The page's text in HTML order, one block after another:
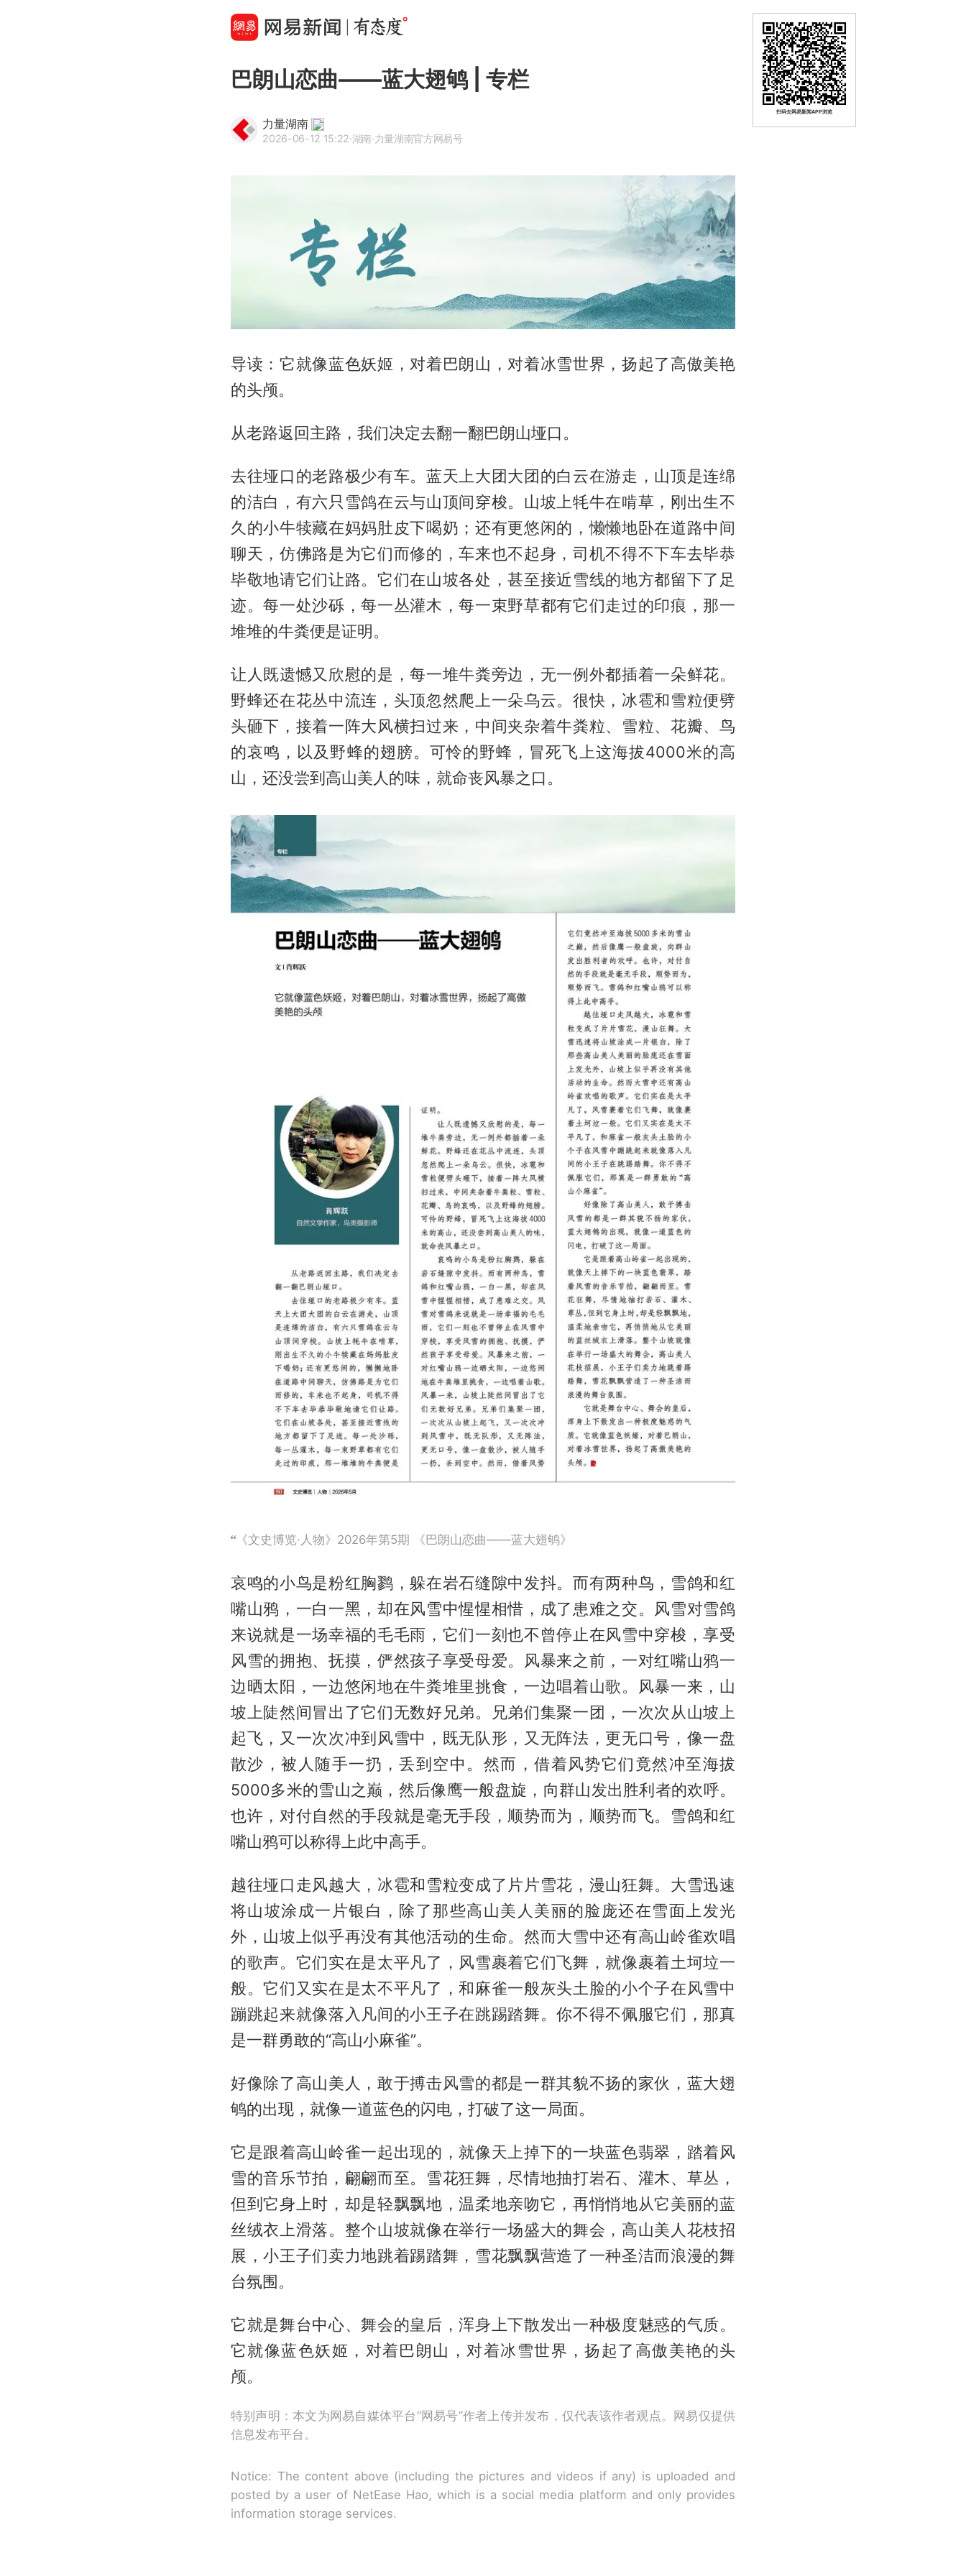
巴朗山恋曲——蓝大翅鸲 | 专栏
力量湖南
2026-06-12 15:22·湖南·力量湖南官方网易号
导读：它就像蓝色妖姬，对着巴朗山，对着冰雪世界，扬起了高傲美艳
的头颅。
从老路返回主路，我们决定去翻一翻巴朗山垭口。
去往垭口的老路极少有车。蓝天上大团大团的白云在游走，山顶是连绵
的洁白，有六只雪鸽在云与山顶间穿梭。山坡上牦牛在啃草，刚出生不
久的小牛犊藏在妈妈肚皮下喝奶；还有更悠闲的，懒懒地卧在道路中间
聊天，仿佛路是为它们而修的，车来也不起身，司机不得不下车去毕恭
毕敬地请它们让路。它们在山坡各处，甚至接近雪线的地方都留下了足
迹。每一处沙砾，每一丛灌木，每一束野草都有它们走过的印痕，那一
堆堆的牛粪便是证明。
让人既遗憾又欣慰的是，每一堆牛粪旁边，无一例外都插着一朵鲜花。
野蜂还在花丛中流连，头顶忽然爬上一朵乌云。很快，冰雹和雪粒便劈
头砸下，接着一阵大风横扫过来，中间夹杂着牛粪粒、雪粒、花瓣、鸟
的哀鸣，以及野蜂的翅膀。可怜的野蜂，冒死飞上这海拔4000米的高
山，还没尝到高山美人的味，就命丧风暴之口。
《文史博览·人物》2026年第5期 《巴朗山恋曲——蓝大翅鸲》
哀鸣的小鸟是粉红胸鹨，躲在岩石缝隙中发抖。而有两种鸟，雪鸽和红
嘴山鸦，一白一黑，却在风雪中惺惺相惜，成了患难之交。风雪对雪鸽
来说就是一场幸福的毛毛雨，它们一刻也不曾停止在风雪中穿梭，享受
风雪的拥抱、抚摸，俨然孩子享受母爱。风暴来之前，一对红嘴山鸦一
边晒太阳，一边悠闲地在牛粪堆里挑食，一边唱着山歌。风暴一来，山
坡上陡然间冒出了它们无数好兄弟。兄弟们集聚一团，一次次从山坡上
起飞，又一次次冲到风雪中，既无队形，又无阵法，更无口号，像一盘
散沙，被人随手一扔，丢到空中。然而，借着风势它们竟然冲至海拔
5000多米的雪山之巅，然后像鹰一般盘旋，向群山发出胜利者的欢呼。
也许，对付自然的手段就是毫无手段，顺势而为，顺势而飞。雪鸽和红
嘴山鸦可以称得上此中高手。
越往垭口走风越大，冰雹和雪粒变成了片片雪花，漫山狂舞。大雪迅速
将山坡涂成一片银白，除了那些高山美人美丽的脸庞还在雪面上发光
外，山坡上似乎再没有其他活动的生命。然而大雪中还有高山岭雀欢唱
的歌声。它们实在是太平凡了，风雪裹着它们飞舞，就像裹着土坷垃一
般。它们又实在是太不平凡了，和麻雀一般灰头土脸的小个子在风雪中
蹦跳起来就像落入凡间的小王子在跳踢踏舞。你不得不佩服它们，那真
是一群勇敢的“高山小麻雀”。
好像除了高山美人，敢于搏击风雪的都是一群其貌不扬的家伙，蓝大翅
鸲的出现，就像一道蓝色的闪电，打破了这一局面。
它是跟着高山岭雀一起出现的，就像天上掉下的一块蓝色翡翠，踏着风
雪的音乐节拍，翩翩而至。雪花狂舞，尽情地抽打岩石、灌木、草丛，
但到它身上时，却是轻飘飘地，温柔地亲吻它，再悄悄地从它美丽的蓝
丝绒衣上滑落。整个山坡就像在举行一场盛大的舞会，高山美人花枝招
展，小王子们卖力地跳着踢踏舞，雪花飘飘营造了一种圣洁而浪漫的舞
台氛围。
它就是舞台中心、舞会的皇后，浑身上下散发出一种极度魅惑的气质。
它就像蓝色妖姬，对着巴朗山，对着冰雪世界，扬起了高傲美艳的头
颅。
特别声明：本文为网易自媒体平台“网易号”作者上传并发布，仅代表该作者观点。网易仅提供
信息发布平台。
Notice: The content above (including the pictures and videos if any) is uploaded and
posted by a user of NetEase Hao, which is a social media platform and only provides
information storage services.
扫码去网易新闻APP浏览